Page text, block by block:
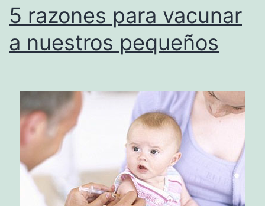
5 razones para vacunar
a nuestros pequeños